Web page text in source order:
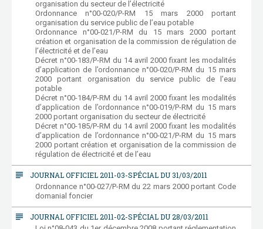
organisation du secteur de l’électricité
Ordonnance n°00-020/P-RM 15 mars 2000 portant
organisation du service public de l’eau potable
Ordonnance n°00-021/P-RM du 15 mars 2000 portant
création et organisation de la commission de régulation de
l’électricité et de l’eau
Décret n°00-183/P-RM du 14 avril 2000 fixant les modalités
d’application de l’ordonnance n°00-020/P-RM du 15 mars
2000 portant organisation du service public de l’eau
potable
Décret n°00-184/P-RM du 14 avril 2000 fixant les modalités
d’application de l’ordonnance n°00-019/P-RM du 15 mars
2000 portant organisation du secteur de électricité
Décret n°00-185/P-RM du 14 avril 2000 fixant les modalités
d’application de l’ordonnance n°00-021/P-RM du 15 mars
2000 portant création et organisation de la commission de
régulation de électricité et de l’eau
subject JOURNAL OFFICIEL 2011-03-SPÉCIAL DU 31/03/2011
Ordonnance n°00-027/P-RM du 22 mars 2000 portant Code
domanial foncier
subject JOURNAL OFFICIEL 2011-02-SPÉCIAL DU 28/03/2011